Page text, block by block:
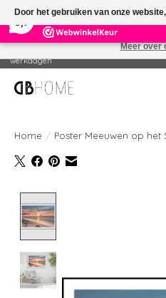
14 Reviews
Geproduceerd in eigen drukkerij - Gratis
werkdagen
Home / Poster Meeuwen op het
Door het gebruiken van onze
cookies om onze website te
Meer over